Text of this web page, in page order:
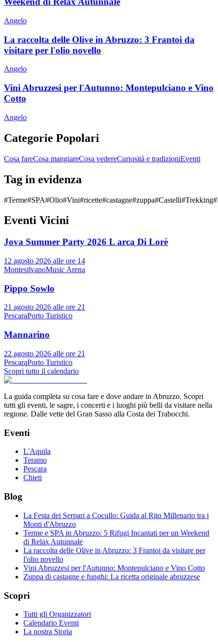
Angelo
La raccolta delle Olive in Abruzzo: 3 Frantoi da
visitare per l'olio novello
Angelo
Vini Abruzzesi per l'Autunno: Montepulciano e Vino
Cotto
Angelo
Categorie Popolari
Cosa fareCosa mangiareCosa vedereCuriosità e tradizioniEventi
Tag in evidenza
#Terme#SPA#Olio#Vini#ricette#castagne#zuppa#Castelli#Trekking#
Eventi Vicini
Jova Summer Party 2026 L arca Di Lorè
12 agosto 2026 alle ore 14
MontesilvanoMusic Arena
Pippo Sowlo
21 agosto 2026 alle ore 21
PescaraPorto Turistico
Mannarino
22 agosto 2026 alle ore 21
PescaraPorto Turistico
Scopri tutto il calendario
La guida completa su cosa fare e dove andare in Abruzzo. Scopri
tutti gli eventi, le sagre, i concerti e i luoghi più belli da visitare nella
regione. Dalle vette del Gran Sasso alla Costa dei Trabocchi.
Eventi
L'Aquila
Teramo
Pescara
Chieti
Blog
La Festa dei Serpari a Cocullo: Guida al Rito Millenario tra i
Monti d'Abruzzo
Terme e SPA in Abruzzo: 5 Rifugi Incantati per un Weekend
di Relax Autunnale
La raccolta delle Olive in Abruzzo: 3 Frantoi da visitare per
l'olio novello
Vini Abruzzesi per l'Autunno: Montepulciano e Vino Cotto
Zuppa di castagne e funghi: La ricetta originale abruzzese
Scopri
Tutti gli Organizzatori
Calendario Eventi
La nostra Storia